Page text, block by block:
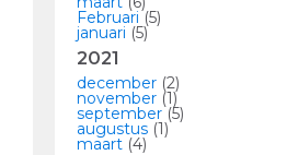
Februari(5)
januari (5)
2021
december (2)
november (1)
september(5)
augustus (1)
maart (4)